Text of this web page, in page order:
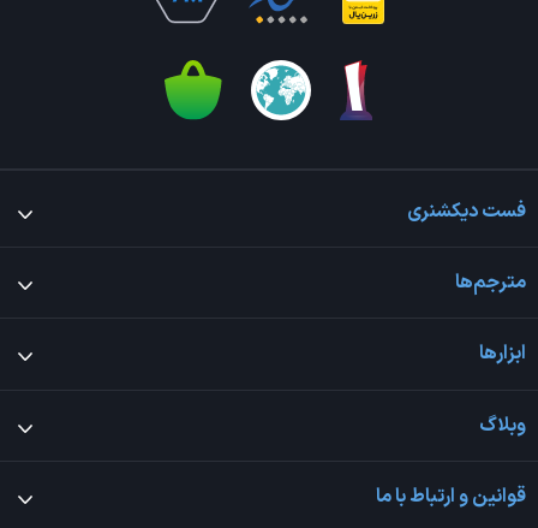
فست دیکشنری
مترجم‌ها
ابزارها
وبلاگ
قوانین و ارتباط با ما